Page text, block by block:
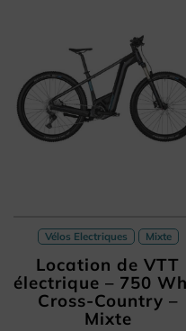
Vélos Electriques Mixte
Location de VTT
électrique – 750
Cross-Country –
Mixte